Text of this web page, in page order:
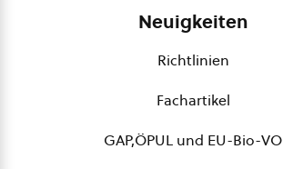
Neuigkeiten
Richtlinien
Fachartikel
GAP,ÖPUL und EU-Bio-VO